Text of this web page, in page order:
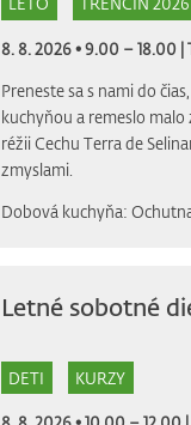
8. 8. 2026 • 9.00 – 18.00 |
Preneste sa s nami do
kuchyňou a remeslo
réžii Cechu Terra de
zmyslami.
Dobová kuchyňa:
Letné sobotné
DETI KURZY